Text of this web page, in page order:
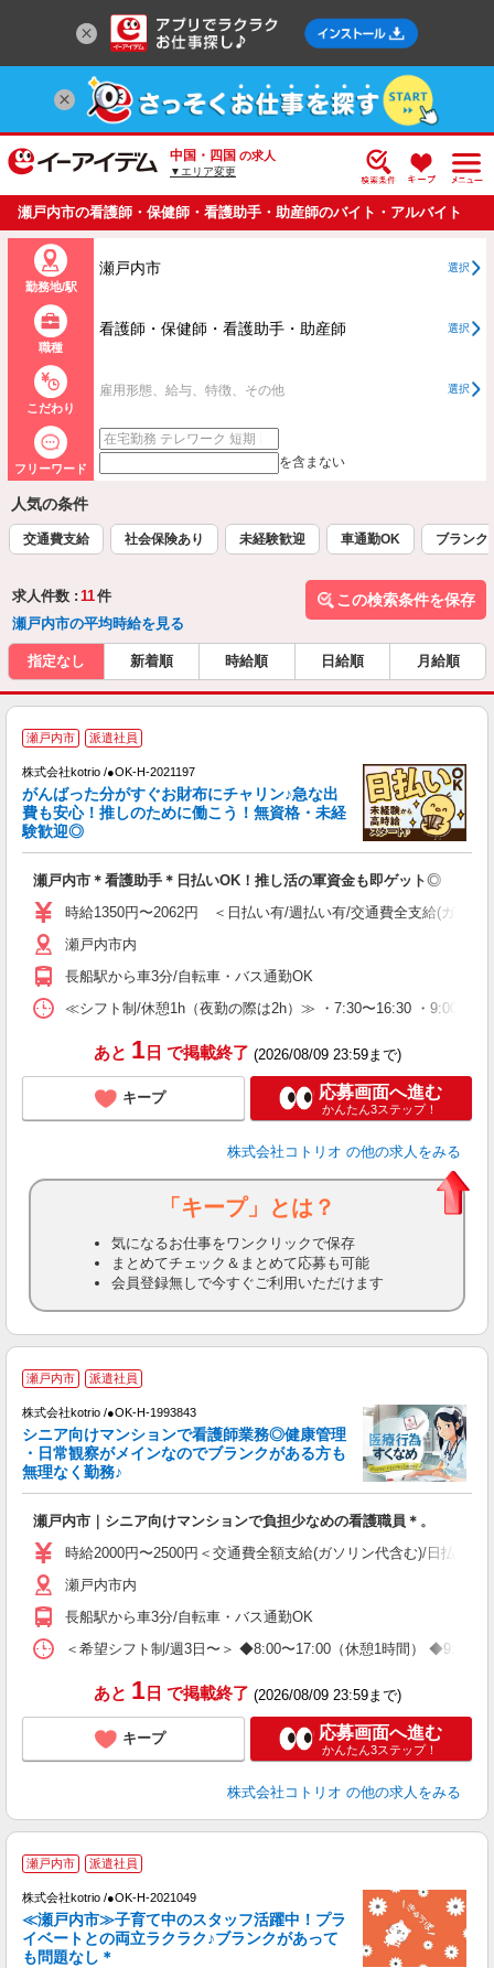
中国・四国 の求人
▼エリア変更
瀬戸内市の看護師・保健師・看護助手・助産師のバイト・アルバイト
・パートの求人情報一覧
勤務地/駅
瀬戸内市 選択
職種
看護師・保健師・看護助手・助産師 選択
こだわり
雇用形態、給与、特徴、その他 選択
フリーワード を含まない
人気の条件
交通費支給 社会保険あり 未経験歓迎 車通勤OK ブランク
求人件数 : 11件
瀬戸内市の平均時給を見る
この検索条件を保存
指定なし 新着順 時給順 日給順 月給順
瀬戸内市 派遣社員
株式会社kotrio /●OK-H-2021197
がんばった分がすぐお財布にチャリン♪急な出
費も安心！推しのために働こう！無資格・未経
験歓迎◎
瀬戸内市＊看護助手＊日払いOK！推し活の軍資金も即ゲット◎
時給1350円〜2062円 ＜日払い有/週払い有/交通費全支給(ガソリ
瀬戸内市内
長船駅から車3分/自転車・バス通勤OK
≪シフト制/休憩1h（夜勤の際は2h）≫ ・7:30〜16:30 ・9:00〜
あと 1日 で掲載終了 (2026/08/09 23:59まで)
キープ 応募画面へ進む
かんたん3ステップ！
株式会社コトリオ の他の求人をみる
「キープ」とは？
気になるお仕事をワンクリックで保存
まとめてチェック＆まとめて応募も可能
会員登録無しで今すぐご利用いただけます
瀬戸内市 派遣社員
株式会社kotrio /●OK-H-1993843
シニア向けマンションで看護師業務◎健康管理
・日常観察がメインなのでブランクがある方も
無理なく勤務♪
瀬戸内市｜シニア向けマンションで負担少なめの看護職員＊。
時給2000円〜2500円＜交通費全額支給(ガソリン代含む)/日払い可/
瀬戸内市内
長船駅から車3分/自転車・バス通勤OK
＜希望シフト制/週3日〜＞ ◆8:00〜17:00（休憩1時間） ◆9:00
あと 1日 で掲載終了 (2026/08/09 23:59まで)
キープ 応募画面へ進む
かんたん3ステップ！
株式会社コトリオ の他の求人をみる
瀬戸内市 派遣社員
株式会社kotrio /●OK-H-2021049
≪瀬戸内市≫子育て中のスタッフ活躍中！プラ
イベートとの両立ラクラク♪ブランクがあって
も問題なし＊